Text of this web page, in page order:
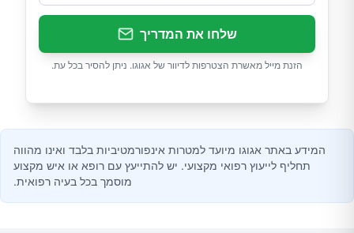
שלחו את המדריך
הזנת מייל מאשרת הצטרפות לדיוור של אגוגו. ניתן להסיר בכל עת.
המידע באתר אגוגו מיועד למטרות אינפורמטיביות בלבד ואינו מהווה
תחליף לייעוץ רפואי מקצועי. יש להתייעץ עם רופא או איש מקצוע
מוסמך בכל בעיה רפואית.